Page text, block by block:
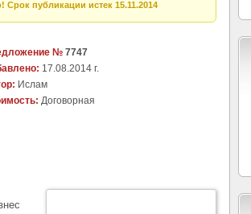
публикации истек 15.11.2014
№ 7747
17.08.2014 г.
Ислам
Договорная